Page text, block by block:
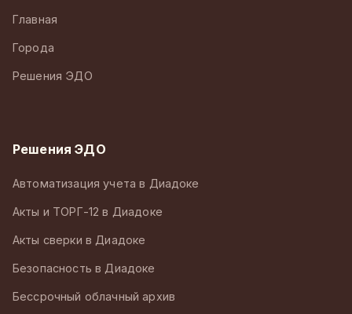
Главная
Города
Решения ЭДО
Решения ЭДО
Автоматизация учета в Диадоке
Акты и ТОРГ-12 в Диадоке
Акты сверки в Диадоке
Безопасность в Диадоке
Бессрочный облачный архив